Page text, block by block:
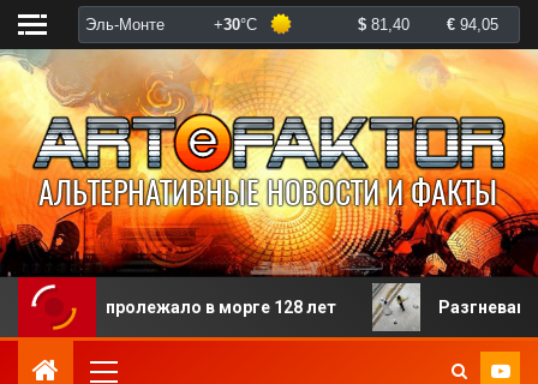
пролежало в морге 128 лет Разгневанная